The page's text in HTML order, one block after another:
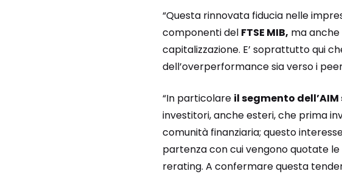
“Questa rinnovata fiducia nelle
componenti del FTSE MIB, ma
capitalizzazione. E’ soprattutto qui
dell’overperformance sia verso i
“In particolare il segmento
investitori, anche esteri, che prima
comunità finanziaria; questo
partenza con cui vengono quotate le
rerating. A confermare questa